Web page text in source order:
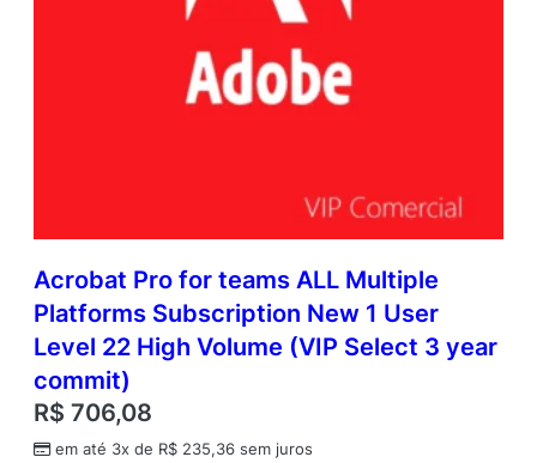
Acrobat Pro for teams ALL Multiple
Platforms Subscription New 1 User
Level 22 High Volume (VIP Select 3 year
commit)
R$ 706,08
em até 3x de R$ 235,36 sem juros